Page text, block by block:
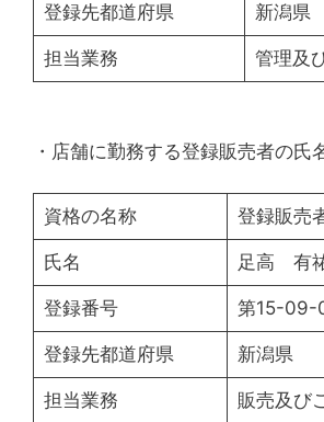
登録先都道府県 新潟県
担当業務 管理及
・店舗に勤務する登録販売者の氏
資格の名称 登録販売
氏名 足高 有
登録番号 第15-09-
登録先都道府県 新潟県
担当業務 販売及び